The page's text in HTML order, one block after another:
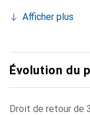
Afficher plus
Évolution du
Droit de retour de